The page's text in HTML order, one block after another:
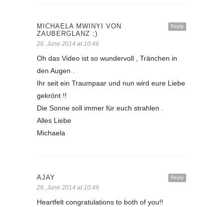
Reply
MICHAELA MWINYI VON
ZAUBERGLANZ ;)
26. June 2014 at 10:46
Oh das Video ist so wundervoll , Tränchen in
den Augen .
Ihr seit ein Traumpaar und nun wird eure Liebe
gekrönt !!
Die Sonne soll immer für euch strahlen .
Alles Liebe
Michaela
Reply
AJAY
26. June 2014 at 10:49
Heartfelt congratulations to both of you!!